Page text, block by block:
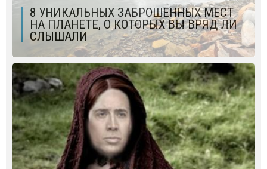
8 УНИКАЛЬНЫХ ЗАБРОШЕННЫХ МЕСТ
НА ПЛАНЕТЕ, О КОТОРЫХ ВЫ ВРЯД ЛИ
СЛЫШАЛИ